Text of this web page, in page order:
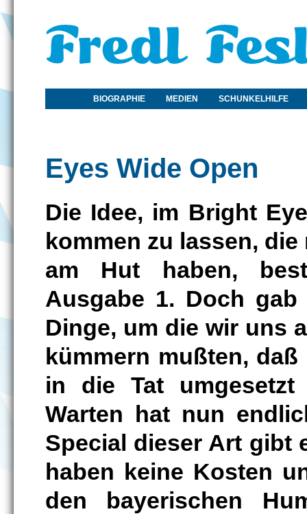
BIOGRAPHIE MEDIEN SCHUNKELHILFE
Eyes Wide Open
Die Idee, im Bright
kommen zu lassen,
am Hut haben,
Ausgabe 1. Doch
Dinge, um die wir uns
kümmern mußten,
in die Tat
Warten hat nun
Special dieser Art gibt
haben keine Kosten
den bayerischen